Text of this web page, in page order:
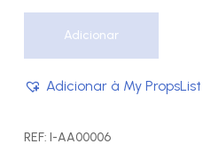
Adicionar
Adicionar à My PropsList
REF: I-AA00006